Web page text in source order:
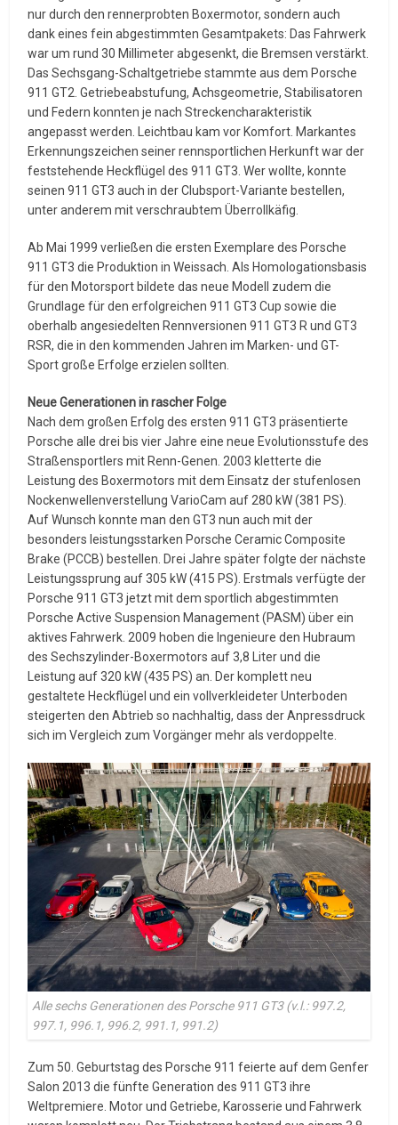
nur durch den rennerprobten Boxermotor, sondern auch
dank eines fein abgestimmten Gesamtpakets: Das Fahrwerk
war um rund 30 Millimeter abgesenkt, die Bremsen verstärkt.
Das Sechsgang-Schaltgetriebe stammte aus dem Porsche
911 GT2. Getriebeabstufung, Achsgeometrie, Stabilisatoren
und Federn konnten je nach Streckencharakteristik
angepasst werden. Leichtbau kam vor Komfort. Markantes
Erkennungszeichen seiner rennsportlichen Herkunft war der
feststehende Heckflügel des 911 GT3. Wer wollte, konnte
seinen 911 GT3 auch in der Clubsport-Variante bestellen,
unter anderem mit verschraubtem Überrollkäfig.
Ab Mai 1999 verließen die ersten Exemplare des Porsche
911 GT3 die Produktion in Weissach. Als Homologationsbasis
für den Motorsport bildete das neue Modell zudem die
Grundlage für den erfolgreichen 911 GT3 Cup sowie die
oberhalb angesiedelten Rennversionen 911 GT3 R und GT3
RSR, die in den kommenden Jahren im Marken- und GT-
Sport große Erfolge erzielen sollten.
Neue Generationen in rascher Folge
Nach dem großen Erfolg des ersten 911 GT3 präsentierte
Porsche alle drei bis vier Jahre eine neue Evolutionsstufe des
Straßensportlers mit Renn-Genen. 2003 kletterte die
Leistung des Boxermotors mit dem Einsatz der stufenlosen
Nockenwellenverstellung VarioCam auf 280 kW (381 PS).
Auf Wunsch konnte man den GT3 nun auch mit der
besonders leistungsstarken Porsche Ceramic Composite
Brake (PCCB) bestellen. Drei Jahre später folgte der nächste
Leistungssprung auf 305 kW (415 PS). Erstmals verfügte der
Porsche 911 GT3 jetzt mit dem sportlich abgestimmten
Porsche Active Suspension Management (PASM) über ein
aktives Fahrwerk. 2009 hoben die Ingenieure den Hubraum
des Sechszylinder-Boxermotors auf 3,8 Liter und die
Leistung auf 320 kW (435 PS) an. Der komplett neu
gestaltete Heckflügel und ein vollverkleideter Unterboden
steigerten den Abtrieb so nachhaltig, dass der Anpressdruck
sich im Vergleich zum Vorgänger mehr als verdoppelte.
Alle sechs Generationen des Porsche 911 GT3 (v.l.: 997.2,
997.1, 996.1, 996.2, 991.1, 991.2)
Zum 50. Geburtstag des Porsche 911 feierte auf dem Genfer
Salon 2013 die fünfte Generation des 911 GT3 ihre
Weltpremiere. Motor und Getriebe, Karosserie und Fahrwerk